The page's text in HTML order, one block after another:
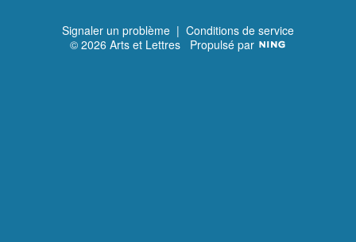
Signaler un problème | Conditions de service
© 2026 Arts et Lettres Propulsé par